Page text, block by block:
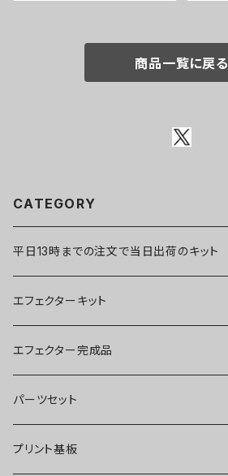
商品一覧に戻る
CATEGORY
平日13時までの注文で当日出荷のキット
エフェクターキット
ブースター
オーバードライブ
ディストーション
エフェクター完成品
ブースター
オーバードライブ
パーツセット
ブースター
プリント基板